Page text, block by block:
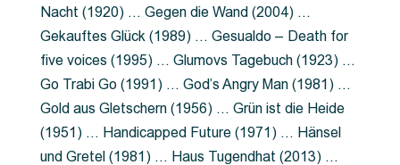
Nacht (1920) … Gegen die Wand (2004) …
Gekauftes Glück (1989) … Gesualdo – Death for
five voices (1995) … Glumovs Tagebuch (1923) …
Go Trabi Go (1991) … God’s Angry Man (1981) …
Gold aus Gletschern (1956) … Grün ist die Heide
(1951) … Handicapped Future (1971) … Hänsel
und Gretel (1981) … Haus Tugendhat (2013) …